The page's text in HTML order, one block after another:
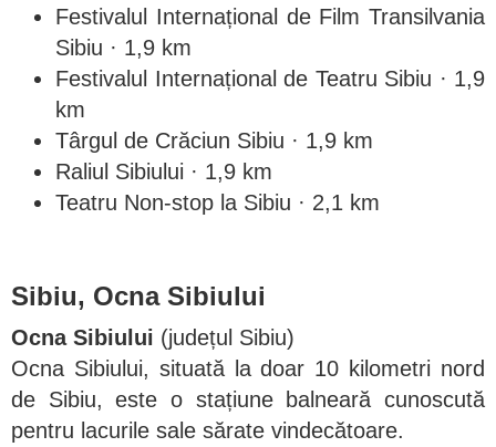
Festivalul Internațional de Film Transilvania
Sibiu · 1,9 km
Festivalul Internațional de Teatru Sibiu · 1,9
km
Târgul de Crăciun Sibiu · 1,9 km
Raliul Sibiului · 1,9 km
Teatru Non-stop la Sibiu · 2,1 km
Sibiu, Ocna Sibiului
Ocna Sibiului (județul Sibiu)
Ocna Sibiului, situată la doar 10 kilometri nord
de Sibiu, este o stațiune balneară cunoscută
pentru lacurile sale sărate vindecătoare.